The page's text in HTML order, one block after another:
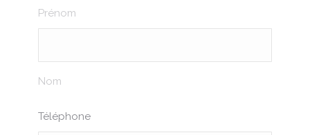
Prénom
Nom
Téléphone